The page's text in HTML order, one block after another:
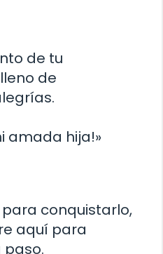
de tu
de
amada hija!»
para conquistarlo,
aquí para